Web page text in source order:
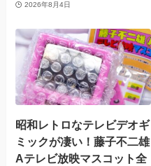
2026年8月4日
昭和レトロなテレビデオギ
ミックが凄い！藤子不二雄
Aテレビ放映マスコット全